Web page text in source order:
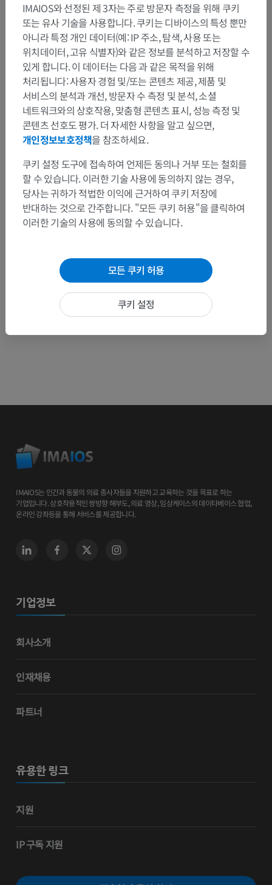
동물 비교 해부학
번역
수정이나, 번역 또는 콘텐츠 개선에 제안이 있으면 언제든
연락 주세요.
문제 보고
앱 다운로드
IMAIOS는 인간과 동물의 의료 종사자들을 지원하고 교육하는 것을 목표로 하는
기업입니다. 상호작용적인 쌍방향 해부도, 의료 영상, 임상케이스의 데이타베이스 협업,
온라인 강좌등을 통해 서비스를 제공합니다.
기업정보
회사소개
인재채용
파트너
유용한 링크
지원
IP 구독 지원
IMAIOS와 선정된 제 3자는 주로 방문자 측정을 위해 쿠키
또는 유사 기술을 사용합니다. 쿠키는 디바이스의 특성 뿐만
아니라 특정 개인 데이터(예: IP 주소, 탐색, 사용 또는
위치데이터, 고유 식별자)와 같은 정보를 분석하고 저장할 수
있게 합니다. 이 데이터는 다음 과 같은 목적을 위해
처리됩니다: 사용자 경험 및/또는 콘텐츠 제공, 제품 및
서비스의 분석과 개선, 방문자 수 측정 및 분석, 소셜
네트워크와의 상호작용, 맞춤형 콘텐츠 표시, 성능 측정 및
콘텐츠 선호도 평가. 더 자세한 사항을 알고 싶으면,
개인정보보호정책을 참조하세요.
쿠키 설정 도구에 접속하여 언제든 동의나 거부 또는 철회를
할 수 있습니다. 이러한 기술 사용에 동의하지 않는 경우,
당사는 귀하가 적법한 이익에 근거하여 쿠키 저장에
반대하는 것으로 간주합니다. "모든 쿠키 허용"을 클릭하여
이러한 기술의 사용에 동의할 수 있습니다.
모든 쿠키 허용
쿠키 설정